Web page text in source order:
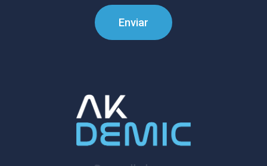
Enviar